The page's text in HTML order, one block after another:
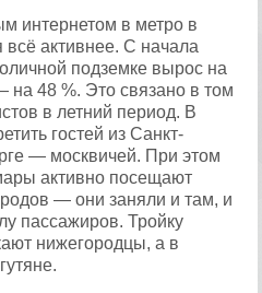
интернетом в метро в
всё активнее. С начала
подземке вырос на
на 48 %. Это связано в том
в летний период. В
гостей из Санкт-
— москвичей. При этом
активно посещают
— они заняли и там, и
пассажиров. Тройку
нижегородцы, а в